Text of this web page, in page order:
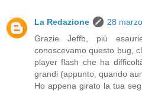
La Redazione
28
Grazie Jeffb, più
conoscevamo questo bug,
player flash che ha
grandi (appunto, quando
Ho appena girato la tua